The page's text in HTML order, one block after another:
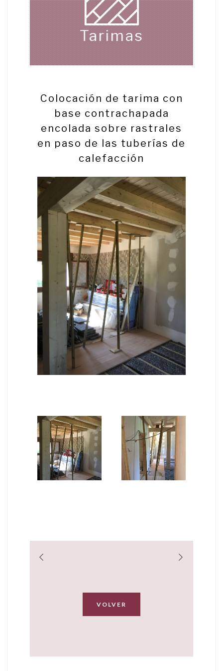
Tarimas
Colocación de tarima con
base contrachapada
encolada sobre rastrales
en paso de las tuberías de
calefacción
VOLVER